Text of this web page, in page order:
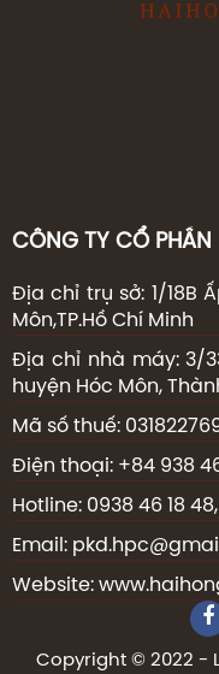
CÔNG TY CỔ PHẦN
Địa chỉ trụ sở: 1/18B
Môn,TP.Hồ Chí Minh
Địa chỉ nhà máy: 3/
huyện Hóc Môn,
Mã số thuế:
Điện thoại: +84 938
Hotline: 0938 46 18
Email:
Website:
Copyright © 2022 -